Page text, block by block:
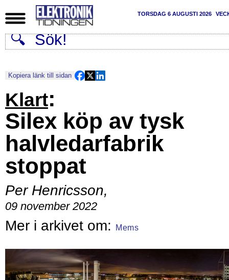
TORSDAG 6 AUGUSTI 2026
Kopiera länk till sidan
Klart:
Silex köp av tysk
halvledarfabrik
stoppat
Per Henricsson,
09 november 2022
Mems